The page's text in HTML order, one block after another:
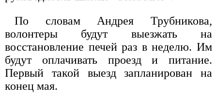
По словам Андрея Трубникова,
волонтеры будут выезжать на
восстановление печей раз в неделю. Им
будут оплачивать проезд и питание.
Первый такой выезд запланирован на
конец мая.